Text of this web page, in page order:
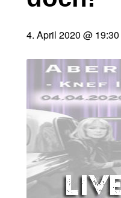
4. April 2020 @ 19:30